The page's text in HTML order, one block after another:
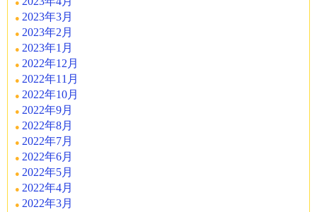
2023年3月
2023年2月
2023年1月
2022年12月
2022年11月
2022年10月
2022年9月
2022年8月
2022年7月
2022年6月
2022年5月
2022年4月
2022年3月